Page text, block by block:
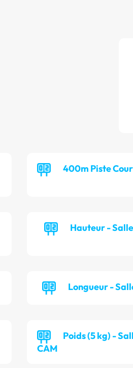
400m Piste
Hauteur -
Longueur -
Poids (5 kg) -
CAM